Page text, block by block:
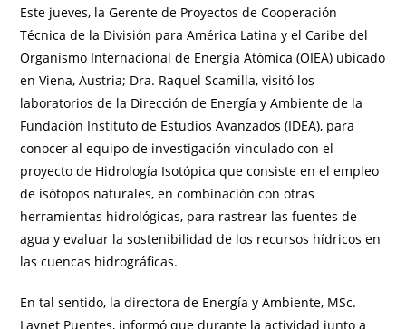
Este jueves, la Gerente de Proyectos de Cooperación
Técnica de la División para América Latina y el Caribe del
Organismo Internacional de Energía Atómica (OIEA) ubicado
en Viena, Austria; Dra. Raquel Scamilla, visitó los
laboratorios de la Dirección de Energía y Ambiente de la
Fundación Instituto de Estudios Avanzados (IDEA), para
conocer al equipo de investigación vinculado con el
proyecto de Hidrología Isotópica que consiste en el empleo
de isótopos naturales, en combinación con otras
herramientas hidrológicas, para rastrear las fuentes de
agua y evaluar la sostenibilidad de los recursos hídricos en
las cuencas hidrográficas.
En tal sentido, la directora de Energía y Ambiente, MSc.
Laynet Puentes, informó que durante la actividad junto a